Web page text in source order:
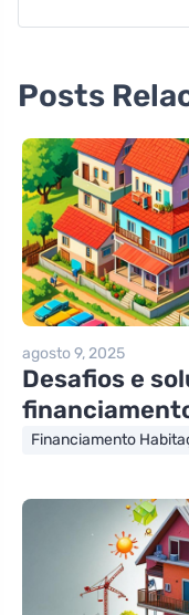
Posts
agosto 9, 2025
Desafios e
Financiamento